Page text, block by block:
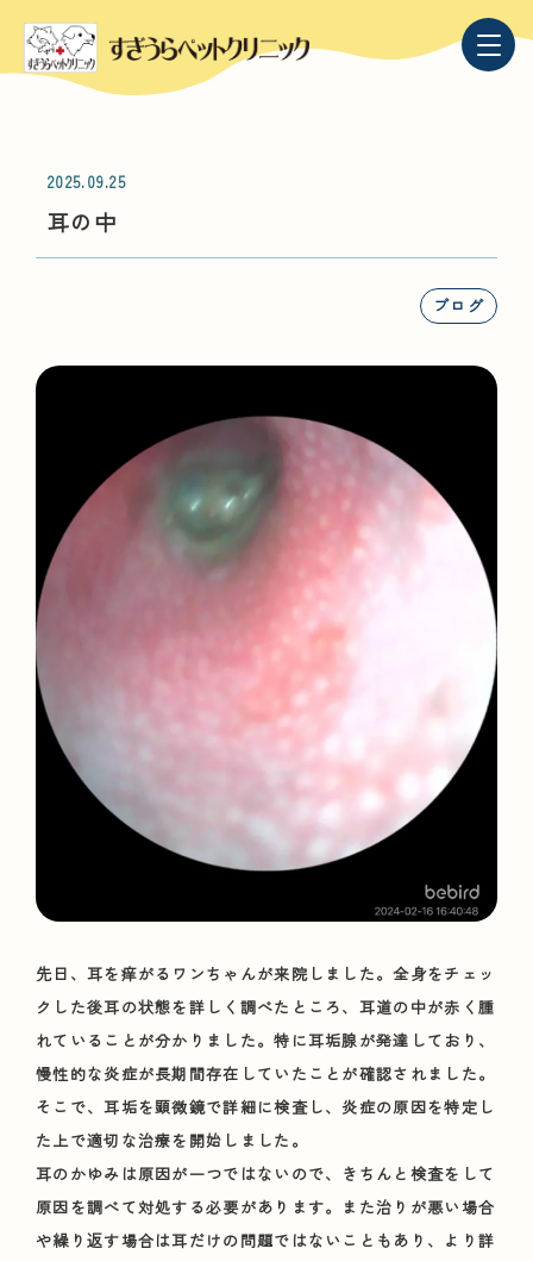
2025.09.25
耳の中
ブログ
先日、耳を痒がるワンちゃんが来院しました。全身をチェッ
クした後耳の状態を詳しく調べたところ、耳道の中が赤く腫
れていることが分かりました。特に耳垢腺が発達しており、
慢性的な炎症が長期間存在していたことが確認されました。
そこで、耳垢を顕微鏡で詳細に検査し、炎症の原因を特定し
た上で適切な治療を開始しました。
耳のかゆみは原因が一つではないので、きちんと検査をして
原因を調べて対処する必要があります。また治りが悪い場合
や繰り返す場合は耳だけの問題ではないこともあり、より詳